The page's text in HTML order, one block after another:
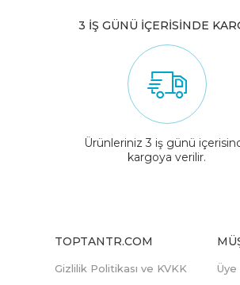
3 İŞ GÜNÜ İÇERİSİNDE
Ürünleriniz 3 iş günü
kargoya verilir.
TOPTANTR.COM
Gizlilik Politikası ve KVKK
Üye